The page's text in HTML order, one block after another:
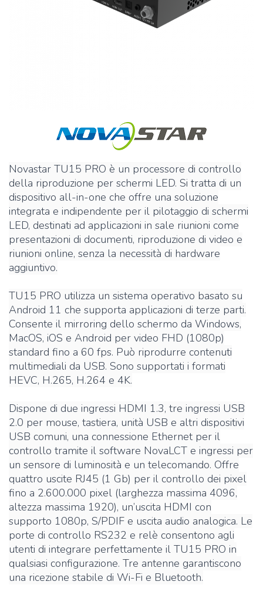
Novastar TU15 PRO è un processore di controllo
della riproduzione per schermi LED. Si tratta di un
dispositivo all-in-one che offre una soluzione
integrata e indipendente per il pilotaggio di schermi
LED, destinati ad applicazioni in sale riunioni come
presentazioni di documenti, riproduzione di video e
riunioni online, senza la necessità di hardware
aggiuntivo.
TU15 PRO utilizza un sistema operativo basato su
Android 11 che supporta applicazioni di terze parti.
Consente il mirroring dello schermo da Windows,
MacOS, iOS e Android per video FHD (1080p)
standard fino a 60 fps. Può riprodurre contenuti
multimediali da USB. Sono supportati i formati
HEVC, H.265, H.264 e 4K.
Dispone di due ingressi HDMI 1.3, tre ingressi USB
2.0 per mouse, tastiera, unità USB e altri dispositivi
USB comuni, una connessione Ethernet per il
controllo tramite il software NovaLCT e ingressi per
un sensore di luminosità e un telecomando. Offre
quattro uscite RJ45 (1 Gb) per il controllo dei pixel
fino a 2.600.000 pixel (larghezza massima 4096,
altezza massima 1920), un’uscita HDMI con
supporto 1080p, S/PDIF e uscita audio analogica. Le
porte di controllo RS232 e relè consentono agli
utenti di integrare perfettamente il TU15 PRO in
qualsiasi configurazione. Tre antenne garantiscono
una ricezione stabile di Wi-Fi e Bluetooth.